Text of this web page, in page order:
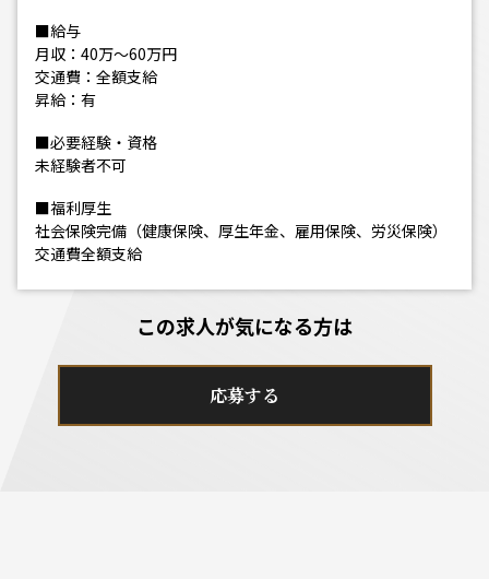
■給与
月収：40万〜60万円
交通費：全額支給
昇給：有
■必要経験・資格
未経験者不可
■福利厚生
社会保険完備（健康保険、厚生年金、雇用保険、労災保険）
交通費全額支給
この求人が気になる方は
応募する